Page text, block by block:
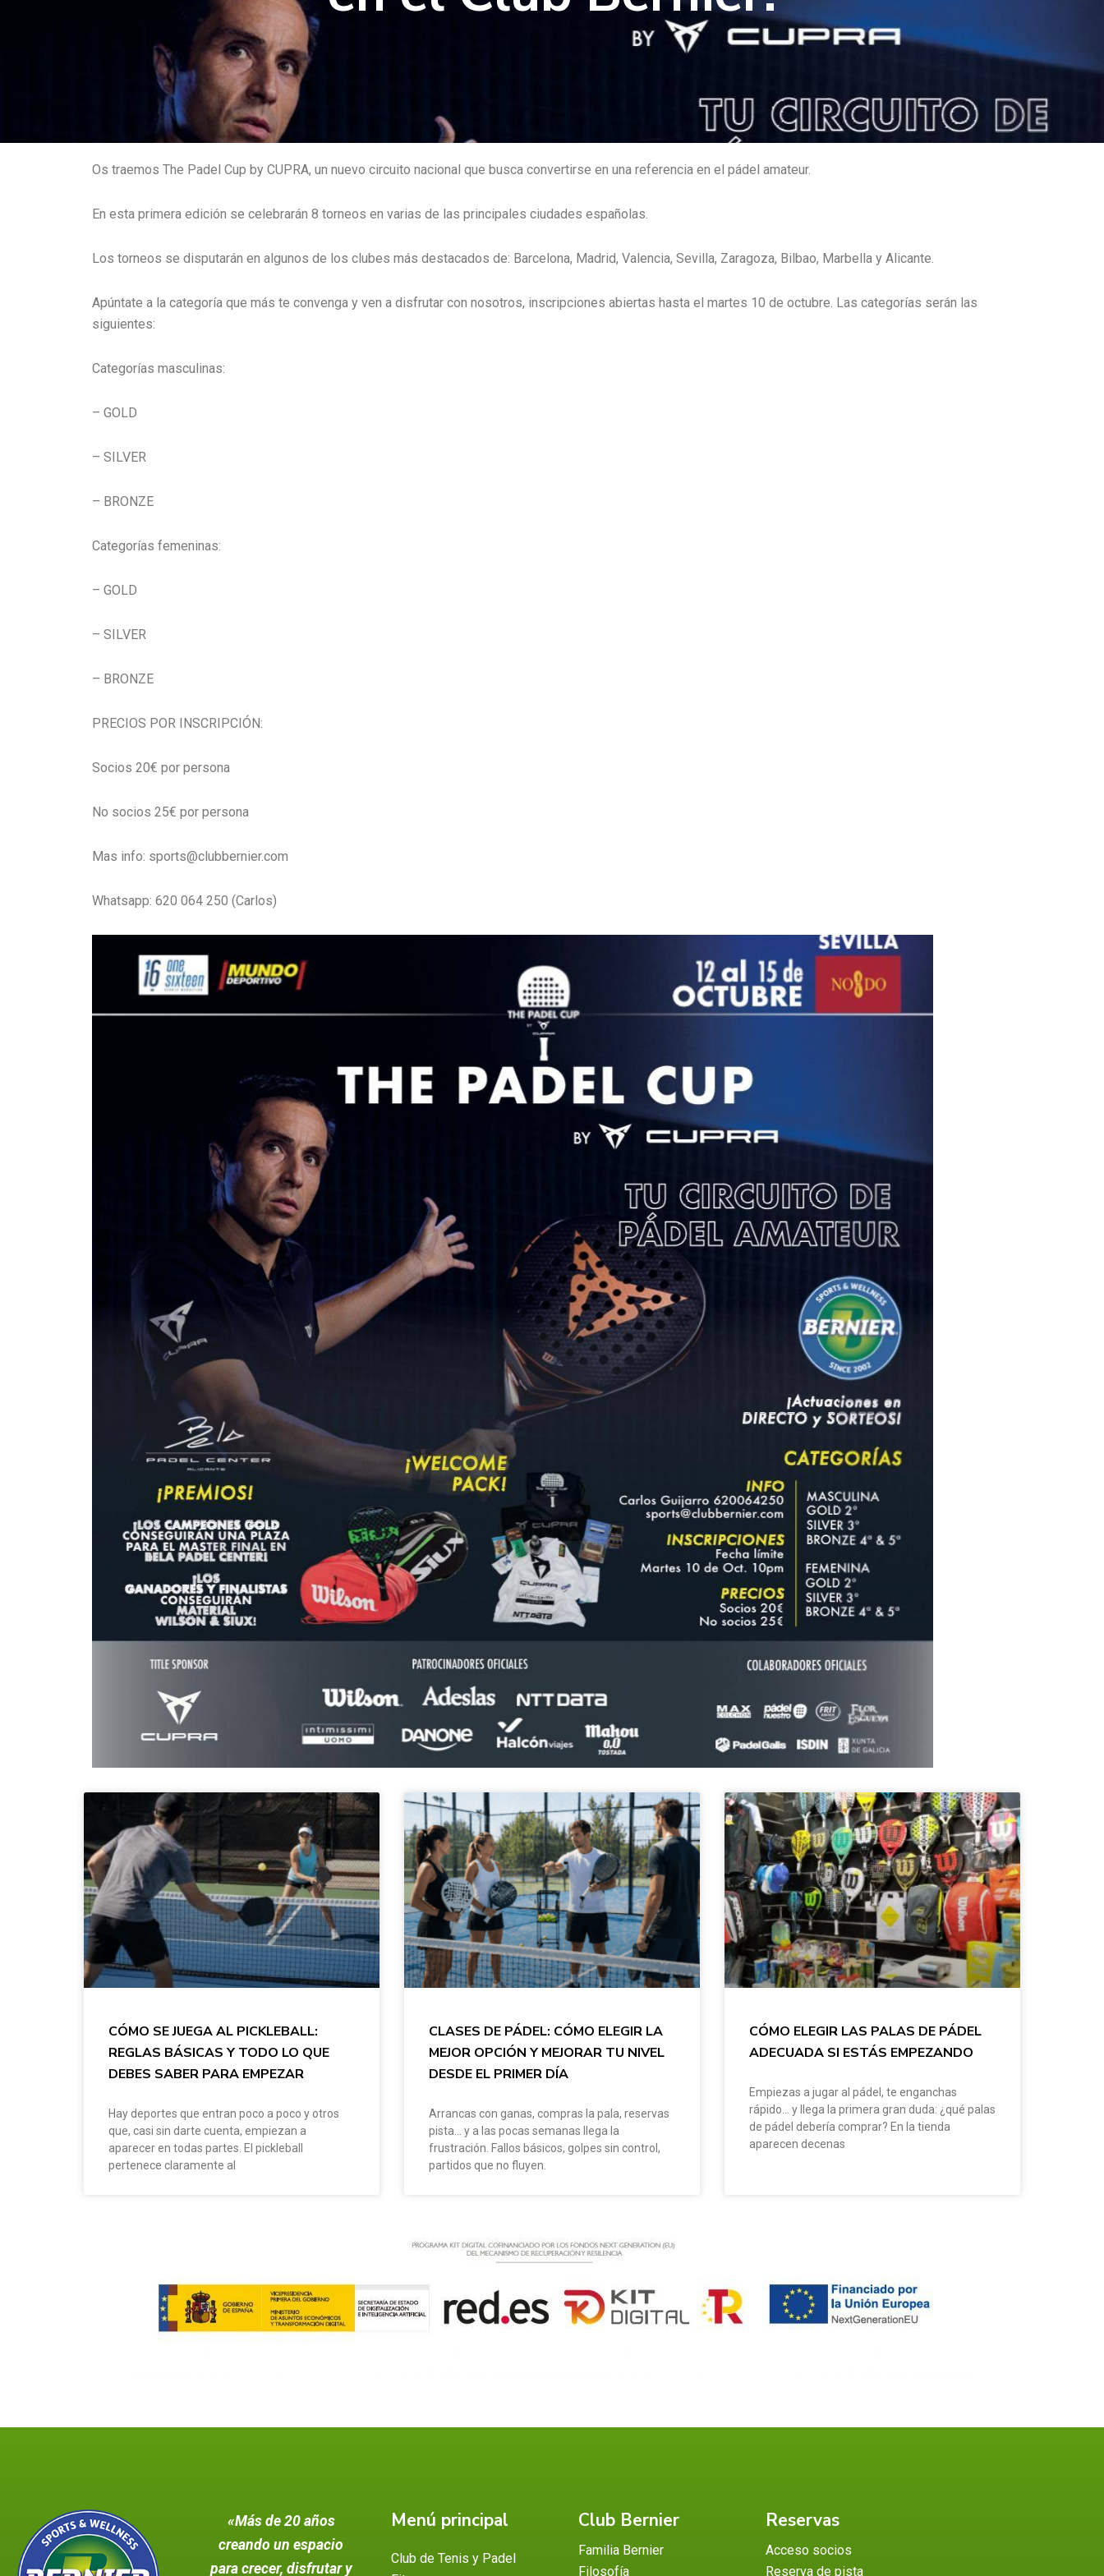
Os traemos The Padel Cup by CUPRA, un nuevo circuito nacional que busca convertirse en una referencia en el pádel amateur.
En esta primera edición se celebrarán 8 torneos en varias de las principales ciudades españolas.
Los torneos se disputarán en algunos de los clubes más destacados de: Barcelona, Madrid, Valencia, Sevilla, Zaragoza, Bilbao, Marbella y Alicante.
Apúntate a la categoría que más te convenga y ven a disfrutar con nosotros, inscripciones abiertas hasta el martes 10 de octubre. Las categorías serán las
siguientes:
Categorías masculinas:
– GOLD
– SILVER
– BRONZE
Categorías femeninas:
– GOLD
– SILVER
– BRONZE
PRECIOS POR INSCRIPCIÓN:
Socios 20€ por persona
No socios 25€ por persona
Mas info: sports@clubbernier.com
Whatsapp: 620 064 250 (Carlos)
CÓMO SE JUEGA AL PICKLEBALL:
REGLAS BÁSICAS Y TODO LO QUE
DEBES SABER PARA EMPEZAR
Hay deportes que entran poco a poco y otros
que, casi sin darte cuenta, empiezan a
aparecer en todas partes. El pickleball
pertenece claramente al
CLASES DE PÁDEL: CÓMO ELEGIR LA
MEJOR OPCIÓN Y MEJORAR TU NIVEL
DESDE EL PRIMER DÍA
Arrancas con ganas, compras la pala, reservas
pista… y a las pocas semanas llega la
frustración. Fallos básicos, golpes sin control,
partidos que no fluyen.
CÓMO ELEGIR LAS PALAS DE PÁDEL
ADECUADA SI ESTÁS EMPEZANDO
Empiezas a jugar al pádel, te enganchas
rápido… y llega la primera gran duda: ¿qué palas
de pádel debería comprar? En la tienda
aparecen decenas
«Más de 20 años
creando un espacio
para crecer, disfrutar y
Menú principal
Club de Tenis y Padel
Club Bernier
Familia Bernier
Filosofía
Reservas
Acceso socios
Reserva de pista